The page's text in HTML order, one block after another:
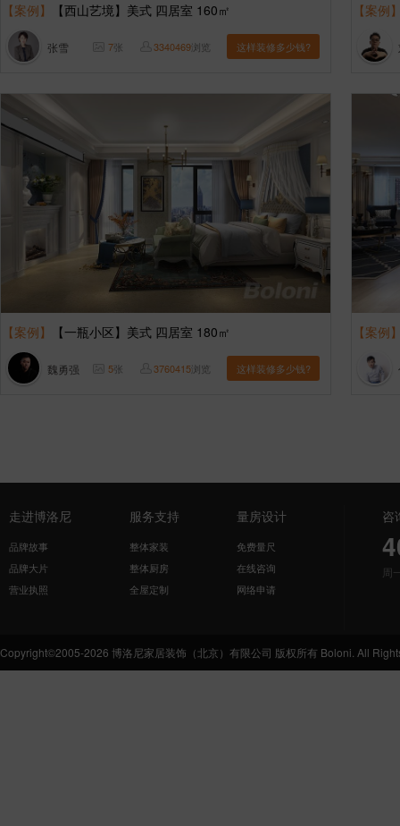
【案例】 【西山艺境】美式 四居室 160㎡
张雪 7张 3340469浏览 这样装修多少钱?
【案例
【案例】 【一瓶小区】美式 四居室 180㎡
魏勇强 5张 3760415浏览 这样装修多少钱?
【案例
走进博洛尼
品牌故事
品牌大片
营业执照
服务支持
整体家装
整体厨房
全屋定制
量房设计
免费量尺
在线咨询
网络申请
咨
周
Copyright©2005-2026 博洛尼家居装饰（北京）有限公司 版权所有 Boloni. All